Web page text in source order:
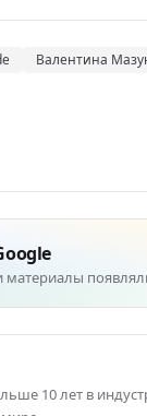
Валентина
10 лет в